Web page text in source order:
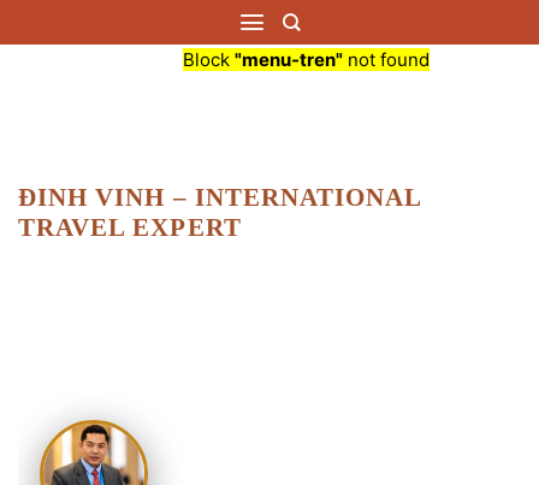
qua
Block "menu-tren"not found
ĐINH VINH – INTERNATIONAL
TRAVEL EXPERT